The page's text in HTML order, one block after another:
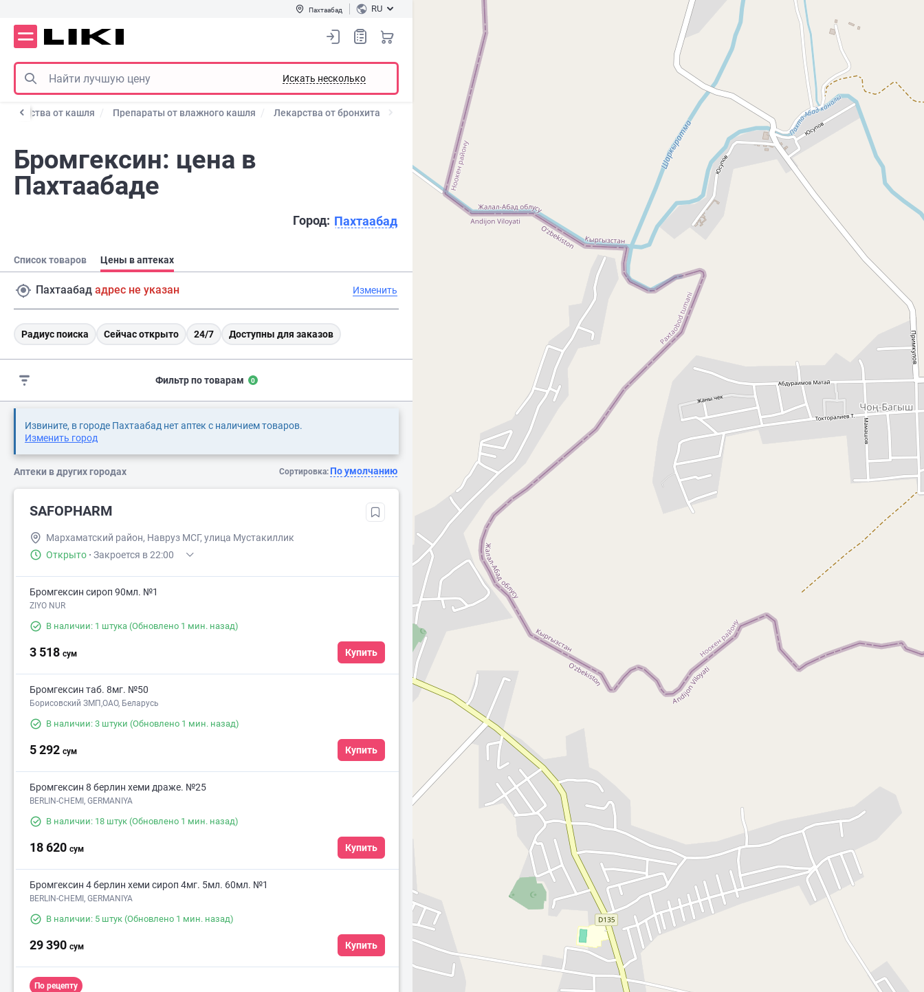
Пахтаабад RU
Искать несколько
Лекарства от кашля Препараты от влажного кашля Лекарства от бронхита
Бромгексин: цена в
Пахтаабаде
Город: Пахтаабад
Список товаров Цены в аптеках
Пахтаабад адрес не указан Изменить
Радиус поиска Сейчас открыто 24/7 Доступны для заказов
Фильтр по товарам 0
Извините, в городе Пахтаабад нет аптек с наличием товаров.
Изменить город
Аптеки в других городах Сортировка: По умолчанию
SAFOPHARM
Мархаматский район, Навруз МСГ, улица Мустакиллик
Открыто · Закроется в 22:00
Бромгексин сироп 90мл. №1
ZIYO NUR
В наличии: 1 штука (Обновлено 1 мин. назад)
3 518 сум Купить
Бромгексин таб. 8мг. №50
Борисовский ЗМП,ОАО, Беларусь
В наличии: 3 штуки (Обновлено 1 мин. назад)
5 292 сум Купить
Бромгексин 8 берлин хеми драже. №25
BERLIN-CHEMI, GERMANIYA
В наличии: 18 штук (Обновлено 1 мин. назад)
18 620 сум Купить
Бромгексин 4 берлин хеми сироп 4мг. 5мл. 60мл. №1
BERLIN-CHEMI, GERMANIYA
В наличии: 5 штук (Обновлено 1 мин. назад)
29 390 сум Купить
По рецепту